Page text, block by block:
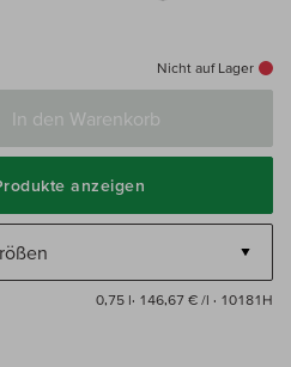
Nicht auf Lager
In den Warenkorb
anzeigen
0,75 l· 146,67 € /l · 10181H